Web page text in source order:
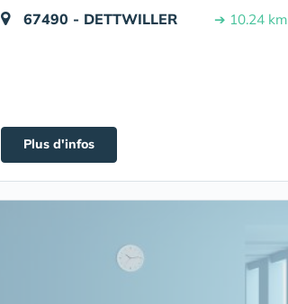
67490 - DETTWILLER ➔ 10.24 km
Plus d'infos